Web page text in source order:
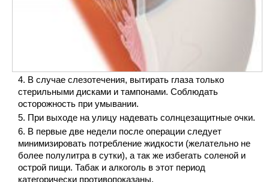
В случае слезотечения, вытирать глаза только
стерильными дисками и тампонами. Соблюдать
осторожность при умывании.
При выходе на улицу надевать солнцезащитные очки.
В первые две недели после операции следует
минимизировать потребление жидкости (желательно не
более полулитра в сутки), а так же избегать соленой и
острой пищи. Табак и алкоголь в этот период
категорически противопоказаны.